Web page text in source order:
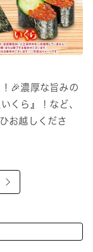
🎉濃厚な旨みの
くら』！など、
お越しくださ